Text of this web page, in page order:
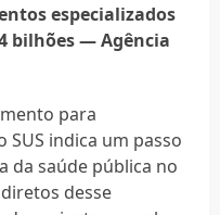
especializados
bilhões — Agência
para
indica um passo
da saúde pública no
desse